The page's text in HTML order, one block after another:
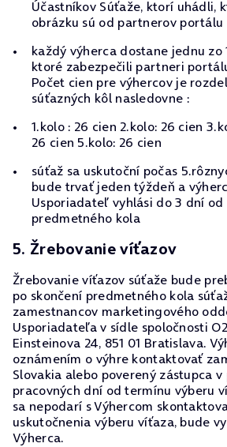
Účastníkov Súťaže, ktorí uhádli,
obrázku sú od partnerov portálu
každý výherca dostane jednu zo
ktoré zabezpečili partneri
Počet cien pre výhercov je
súťazných kôl nasledovne :
1.kolo : 26 cien 2.kolo: 26 cien
26 cien 5.kolo: 26 cien
súťaž sa uskutoční počas
bude trvať jeden týždeň a
Usporiadateľ vyhlási do 3 dní od
predmetného kola
5. Žrebovanie víťazov
Žrebovanie víťazov súťaže bude
po skončení predmetného kola
zamestnancov marketingového
Usporiadateľa v sídle spoločnosti
Einsteinova 24, 851 01 Bratislava.
oznámením o výhre kontaktovať
Slovakia alebo poverený zástupca v
pracovných dní od termínu výberu
sa nepodarí s Výhercom
uskutočnenia výberu víťaza, bude
Výherca.